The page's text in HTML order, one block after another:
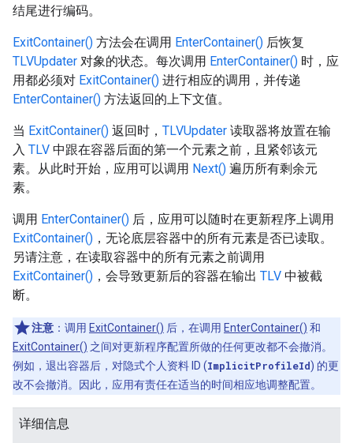
结尾进行编码。
ExitContainer() 方法会在调用 EnterContainer() 后恢复
TLVUpdater 对象的状态。每次调用 EnterContainer() 时，应
用都必须对 ExitContainer() 进行相应的调用，并传递
EnterContainer() 方法返回的上下文值。
当 ExitContainer() 返回时， TLVUpdater 读取器将放置在输
入 TLV 中跟在容器后面的第一个元素之前，且紧邻该元
素。从此时开始，应用可以调用 Next() 遍历所有剩余元
素。
调用 EnterContainer() 后，应用可以随时在更新程序上调用
ExitContainer() ，无论底层容器中的所有元素是否已读取。
另请注意，在读取容器中的所有元素之前调用
ExitContainer() ，会导致更新后的容器在输出 TLV 中被截
断。
注意 ：调用 ExitContainer() 后，在调用 EnterContainer() 和
ExitContainer() 之间对更新程序配置所做的任何更改都不会撤消。
例如，退出容器后，对隐式个人资料 ID (ImplicitProfileId) 的更
改不会撤消。因此，应用有责任在适当的时间相应地调整配置。
详细信息